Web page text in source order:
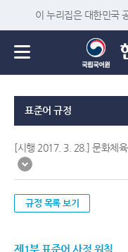
이 누리집은 대한민국
표준어 규정
[시행 2017. 3. 28.] 문화체
규정 목록 보기
제1부 표준어 사정 원칙